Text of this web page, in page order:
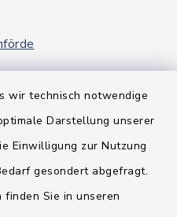
wir technisch notwendige
Darstellung unserer
Einwilligung zur Nutzung
gesondert abgefragt.
Sie in unseren